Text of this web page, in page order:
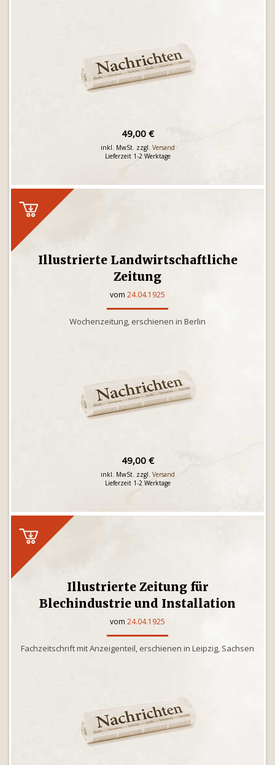
49,00 €
inkl. MwSt. zzgl. Versand
Lieferzeit 1-2 Werktage
Illustrierte Landwirtschaftliche
Zeitung
vom 24.04.1925
Wochenzeitung, erschienen in Berlin
49,00 €
inkl. MwSt. zzgl. Versand
Lieferzeit 1-2 Werktage
Illustrierte Zeitung für
Blechindustrie und Installation
vom 24.04.1925
Fachzeitschrift mit Anzeigenteil, erschienen in Leipzig, Sachsen